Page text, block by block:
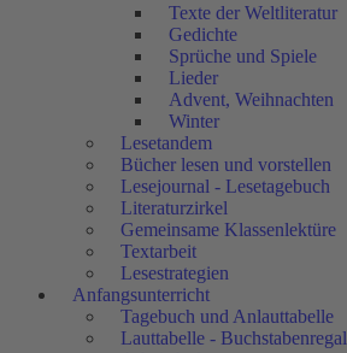
Texte der Weltliteratur
Gedichte
Sprüche und Spiele
Lieder
Advent, Weihnachten
Winter
Lesetandem
Bücher lesen und vorstellen
Lesejournal - Lesetagebuch
Literaturzirkel
Gemeinsame Klassenlektüre
Textarbeit
Lesestrategien
Anfangsunterricht
Tagebuch und Anlauttabelle
Lauttabelle - Buchstabenregal